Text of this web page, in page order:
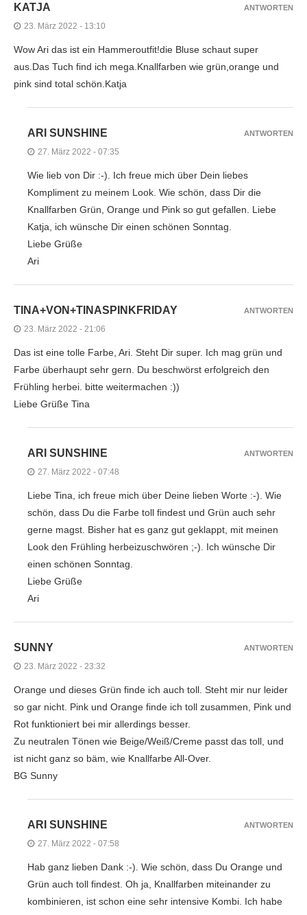
KATJA
23. März 2022 - 13:10
Wow Ari das ist ein Hammeroutfit!die Bluse schaut super
aus.Das Tuch find ich mega.Knallfarben wie grün,orange und
pink sind total schön.Katja
ANTWORTEN
ARI SUNSHINE
27. März 2022 - 07:35
Wie lieb von Dir :-). Ich freue mich über Dein liebes
Kompliment zu meinem Look. Wie schön, dass Dir die
Knallfarben Grün, Orange und Pink so gut gefallen. Liebe
Katja, ich wünsche Dir einen schönen Sonntag.
Liebe Grüße
Ari
ANTWORTEN
TINA+VON+TINASPINKFRIDAY
23. März 2022 - 21:06
Das ist eine tolle Farbe, Ari. Steht Dir super. Ich mag grün und
Farbe überhaupt sehr gern. Du beschwörst erfolgreich den
Frühling herbei. bitte weitermachen :))
Liebe Grüße Tina
ANTWORTEN
ARI SUNSHINE
27. März 2022 - 07:48
Liebe Tina, ich freue mich über Deine lieben Worte :-). Wie
schön, dass Du die Farbe toll findest und Grün auch sehr
gerne magst. Bisher hat es ganz gut geklappt, mit meinen
Look den Frühling herbeizuschwören ;-). Ich wünsche Dir
einen schönen Sonntag.
Liebe Grüße
Ari
ANTWORTEN
SUNNY
23. März 2022 - 23:32
Orange und dieses Grün finde ich auch toll. Steht mir nur leider
so gar nicht. Pink und Orange finde ich toll zusammen, Pink und
Rot funktioniert bei mir allerdings besser.
Zu neutralen Tönen wie Beige/Weiß/Creme passt das toll, und
ist nicht ganz so bäm, wie Knallfarbe All-Over.
BG Sunny
ANTWORTEN
ARI SUNSHINE
27. März 2022 - 07:58
Hab ganz lieben Dank :-). Wie schön, dass Du Orange und
Grün auch toll findest. Oh ja, Knallfarben miteinander zu
kombinieren, ist schon eine sehr intensive Kombi. Ich habe
ANTWORTEN